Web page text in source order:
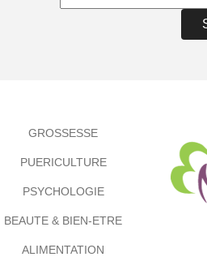
GROSSESSE
PUERICULTURE
PSYCHOLOGIE
BEAUTE & BIEN-ETRE
ALIMENTATION